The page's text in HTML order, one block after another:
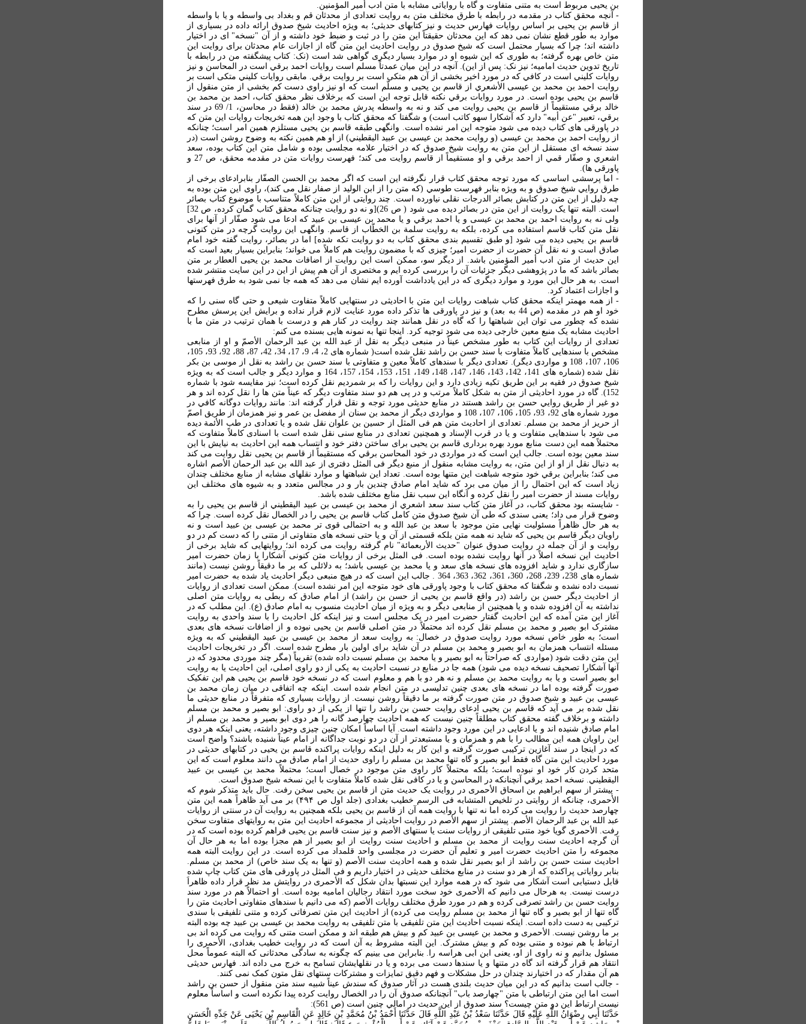
بن يحيی مربوط است به متنی متفاوت و گاه با رواياتی مشابه با متن ادب أمير المؤمنين.
- آنچه محقق کتاب در مقدمه در رابطه با طرق مختلف متن به روايت تعدادی از محدثان قم و بغداد بی واسطه و يا با واسطه
از قاسم بن يحيی بر اساس روايات فهارس حديث و نيز کتابهای حديثی؛ به ويژه احاديث شيخ صدوق ارائه داده در بسياری از
موارد به طور قطع نشان نمی دهد که اين محدثان حقيقتاً اين متن را در ثبت و ضبط خود داشته و از آن "نسخه" ای در اختيار
داشته اند؛ چرا که بسيار محتمل است که شيخ صدوق در روايت احادیث اين متن گاه از اجازات عام محدثان برای روايت اين
متن خاص بهره گرفته؛ به طوری که اين شيوه او در موارد بسيار ديگری گواهی شد است (نک: کتاب پيشگفته من در رابطه با
تاريخ تدوين حديث اماميه؛ نيز نک: پس از اين). آنچه در اين ميان عمدتاً مسلم است روايات احمد برقي است در المحاسن و نيز
روايات کليني است در کافي که در مورد اخير بخشی از آن هم متکی است بر روايت برقي. مابقی روايات کليني متکی است بر
روايت احمد بن محمد بن عيسی الأشعري از قاسم بن يحيی و مسلّم است که او نيز راوی دست کم بخشی از متن منقول از
قاسم بن يحيی بوده است. در مورد روايات برقي نکته قابل توجه اين است که برخلاف نظر محقق کتاب، احمد بن محمد بن
خالد برقي مستقيماً از قاسم بن يحيی روايت می کند و نه به واسطه پدرش محمد بن خالد (فقط در محاسن، 1/ 69 در سند
برقي، تعبير "عن أبيه" دارد که آشکارا سهو کاتب است) و شگفتا که محقق کتاب با وجود اين همه تخريجات روايات اين متن که
در پاورقی های کتاب ديده می شود متوجه اين امر نشده است. وانگهی طبقه قاسم بن يحيی مستلزم همين امر است؛ چنانکه
از روايت احمد بن محمد بن عيسی (و روايت محمد بن عيسی بن عبيد اليقطيني) از او هم همين نکته به وضوح روشن است (در
سند نسخه ای مستقل از اين متن به روايت شيخ صدوق که در اختيار علامه مجلسی بوده و شامل متن اين کتاب بوده، سعد
اشعري و صفّار قمي از احمد برقي و او مستقيماً از قاسم روايت می کند؛ فهرست روايات متن در مقدمه محقق، ص 27 و
پاورقی ها).
- اما پرسشی اساسی که مورد توجه محقق کتاب قرار نگرفته اين است که اگر محمد بن الحسن الصفّار بنابرادعای برخی از
طرق روايي شيخ صدوق و به ويژه بنابر فهرست طوسي (که متن را از ابن الوليد از صفار نقل می کند)، راوی اين متن بوده به
چه دليل از اين متن در کتابش بصائر الدرجات نقلی نياورده است. چند روايتی از اين متن کاملاً متناسب با موضوع کتاب بصائر
است. البته تنها يک روايت از اين متن در بصائر ديده می شود ( ص 26)[و نه دو روايت چنانکه محقق کتاب گمان کرده، ص 32]
ولی نه به روايت احمد بن محمد بن عيسی و يا احمد برقي و يا محمد بن عيسی بن عبيد که ادعا می شود صفّار از آنها برای
نقل متن کتاب قاسم استفاده می کرده، بلکه به روايت سلمة بن الخطّاب از قاسم. وانگهی اين روايت گرچه در متن کنونی
قاسم بن يحیی ديده می شود [و طبق تقسيم بندی محقق کتاب به دو روايت تکه شده] اما در بصائر، روايت گفته خود امام
صادق است و نه نقل آن حضرت از حضرت امير؛ چيزی که با مضمون روايت هم کاملاً می خواند؛ بنابراين بسيار بعيد است که
اين حديث از متن ادب أمير المؤمنين باشد. از ديگر سو، ممکن است اين روايت از اضافات محمد بن يحيی العطار بر متن
بصائر باشد که ما در پژوهشی ديگر جزئيات آن را بررسی کرده ايم و مختصری از آن هم پيش از اين در اين سايت منتشر شده
است. به هر حال اين مورد و موارد ديگری که در اين يادداشت آورده ايم نشان می دهد که همه جا نمی شود به طرق فهرستها
و اجازات اعتماد کرد.
- از همه مهمتر اينکه محقق کتاب شباهت روايات اين متن با احاديثی در سنتهايی کاملاً متفاوت شيعی و حتی گاه سنی را که
خود او هم در مقدمه (ص 44 به بعد) و نيز در پاورقی ها تذکر داده مورد عنايت لازم قرار نداده و برايش اين پرسش مطرح
نشده که چطور می توان اين شباهتها را که گاه در نقل همانند چند روايت در کنار هم و درست با همان ترتیب در متن ما با
احاديث مشابه يک منبع معين خارجی دیده می شود توجيه کرد. اينجا تنها به نمونه هايی بسنده می کنم:
تعدادی از روايات اين کتاب به طور مشخص عيناً در منبعی ديگر به نقل از عبد الله بن عبد الرحمان الأصمّ و او از منابعی
مشخص با سندهایی کاملاً متفاوت با سند حسن بن راشد نقل شده است( شماره های 2، 4، 9، 17، 34، 42، 87، 88، 92، 93، 105،
106، 107، 108 و مواردی ديگر). تعدادی ديگر با سندهای کاملاً معين و متفاوتی با سند حسن بن راشد به نقل از موسی بن بکر
نقل شده (شماره های 141، 142، 143، 146، 147، 148، 149، 151، 153، 154، 157، 164 و موارد ديگر و جالب است که به ويژه
شيخ صدوق در فقيه بر اين طريق تکيه زيادی دارد و اين روايات را که بر شمرديم نقل کرده است؛ نيز مقايسه شود با شماره
152). گاه در مورد احاديثی از متن به شکل کاملاً مرتب و در پی هم دو سند متفاوت ديگر که عيناً متن ها را نقل کرده اند و هر
دو غير از طريق روايي حسن بن راشد هستند در منابع حديثی مورد توجه و نقل قرار گرفته اند: مانند روايات دوگانه کافي در
مورد شماره های 92، 93، 105، 106، 107، 108 و مواردی ديگر از محمد بن سنان از مفضل بن عمر و نيز همزمان از طريق اصمّ
از حريز از محمد بن مسلم. تعدادی از احاديث متن هم فی المثل از حسين بن علوان نقل شده و يا تعدادی در طب الأئمة ديده
می شود با سندهایی متفاوت و يا در قرب الإسناد و همچنين تعدادی در منابع سنی نقل شده است با اسنادی کاملاً متفاوت که
محتملاً همه اين دست منابع مورد بهره برداری قاسم بن يحيی برای ساختن دفتر خود و انتساب همه اين احاديث به نيايش با اين
سند معين بوده است. جالب اين است که در مواردی در خود المحاسن برقي که مستقيماً از قاسم بن يحيی نقل روايت می کند
به دنبال نقل از او از اين متن، به روايت مشابه منقول از منبع ديگر فی المثل دفتری از عبد الله بن عبد الرحمان الأصم اشاره
می کند؛ بنابراين برقي خود متوجه شباهت اين متنها بوده است. تعداد اين شباهتها و موارد نقلهای مشابه از منابع مختلف چندان
زياد است که اين احتمال را از ميان می برد که شايد امام صادق چندين بار و در مجالس متعدد و به شيوه های مختلف اين
روايات مسند از حضرت امير را نقل کرده و آنگاه اين سبب نقل منابع مختلف شده باشد.
- شايسته بود محقق کتاب، در آغاز متن کتاب سند سعد اشعري از محمد بن عيسی بن عبيد اليقطيني از قاسم بن يحيی را به
وضوح قرار می داد؛ يعنی سندی که طی آن شيخ صدوق متن کامل کتاب قاسم بن يحيی را در الخصال نقل کرده است. چرا که
به هر حال ظاهراً مسئوليت نهايی متن موجود با سعد بن عبد الله و به احتمالی قوی تر محمد بن عيسی بن عبيد است و نه
راويان ديگر قاسم بن يحيی که شايد نه همه متن بلکه قسمتی از آن و يا حتی نسخه های متفاوتی از متنی را که دست کم در دو
روایت و از آن جمله در روايت صدوق عنوان "حديث الأربعمائة" نام گرفته روايت می کرده اند؛ روايتهايی که شايد برخی از
احادیث اين نسخه اصلاً در آنها روايت نشده بوده است. فی المثل برخی از روايات متن کنونی آشکارا با زمان حضرت امير
سازگاری ندارد و شايد افزوده های نسخه های سعد و يا محمد بن عيسی باشد؛ به دلائلی که بر ما دقيقاً روشن نيست (مانند
شماره های 238، 239، 268، 360، 361، 362، 363، 364 . جالب اين است که در هيچ منبعی ديگر احاديث ياد شده به حضرت امير
نسبت داده نشده و شگفتا که محقق کتاب با وجود پاورقی های خود متوجه اين امر نشده است). ممکن است تعدادی از روايات
از احاديث ديگر حسن بن راشد (در واقع قاسم بن يحيی از حسن بن راشد) از امام صادق که ربطی به روايات متن اصلی
نداشته به آن افزوده شده و يا همچنين از منابعی ديگر و به ويژه از ميان احاديث منسوب به امام صادق (ع). اين مطلب که در
آغاز اين متن آمده که اين احاديث گفتار حضرت امير در يک مجلس است و نيز اينکه کل احاديث را با سند واحدی به روايت
مشترک ابو بصير و محمد بن مسلم نقل کرده اند محتملاً در متن اصلی قاسم بن يحيی نبوده و از اضافات نسخه های بعدی
است؛ به طور خاص نسخه مورد روايت صدوق در خصال: به روايت سعد از محمد بن عيسی بن عبيد اليقطيني که به ویژه
مسئله انتساب همزمان به ابو بصیر و محمد بن مسلم در آن شاید برای اولین بار مطرح شده است. اگر در تخريجات احاديث
اين متن دقت شود (مواردی که صراحتاً به ابو بصير و يا محمد بن مسلم نسبت داده شده) تقريباً (مگر چند موردی محدود که در
آنها آشکارا تصحيف نسخه ديده می شود) همه جا در منابع در نسبت احاديث به يکی از دو راوی اصلی، اين احاديث يا به روايت
ابو بصير است و يا به روايت محمد بن مسلم و نه هر دو با هم و معلوم است که در نسخه خود قاسم بن يحيی هم اين تفکيک
صورت گرفته بوده اما در نسخه های بعدی چنين تدليسی در متن انجام شده است. اينکه چه اتفاقی در ميان زمان محمد بن
عيسی بن عبيد و شيخ صدوق در متن صورت گرفته بر ما دقيقاً روشن نيست. از روايات بسياری که متفرقاً در منابع حديثی ما
نقل شده بر می آيد که قاسم بن يحيی ادعای روايت حسن بن راشد را تنها از يکی از دو راوی: ابو بصير و محمد بن مسلم
داشته و برخلاف گفته محقق کتاب مطلقاً چنين نيست که همه احاديث چهارصد گانه را هر دوی ابو بصير و محمد بن مسلم از
امام صادق شنيده اند و يا ادعايی در اين مورد وجود داشته است. آيا اساساً امکان چنين چيزی وجود داشته، يعنی اينکه هر دوی
اين راويان همه اين مطالب را با هم و همزمان و يا مستبعدتر از آن در دو نوبت جداگانه از امام عيناً شنيده باشند؟ واضح است
که در اينجا در سند آغازين ترکيبی صورت گرفته و اين کار به دليل اينکه روايات پراکنده قاسم بن يحيی در کتابهای حديثی در
مورد احاديث اين متن گاه فقط ابو بصير و گاه تنها محمد بن مسلم را راوی حديث از امام صادق می دانند معلوم است که اين
متحد کردن کار خود او نبوده است؛ بلکه محتملاً کار راوی متن موجود در خصال است؛ محتملاً محمد بن عيسی بن عبيد
اليقطيني. نسخه احمد برقي آنچنانکه در المحاسن و يا در کافی نقل شده کاملاً متفاوت با اين نسخه شيخ صدوق است.
- پیشتر از سهم ابراهیم بن اسحاق الأحمری در روایت یک حدیث متن از قاسم بن یحیی سخن رفت. حال باید متذکر شوم که
الأحمری، چنانکه از روایتی در تلخیص المتشابه فی الرسم خطیب بغدادی (جلد اول ص ۴۹۴) بر می آید ظاهراً همه این متن
چهارصد حدیث را روایت می کرده اما نه تنها با روایت همه آن از قاسم بن یحیی بلکه همچنین به روایت آن در سنتی از روایات
عبد الله بن عبد الرحمان الأصم. پیشتر از سهم الأصم در روایت احادیثی از مجموعه احادیث این متن به روایتهای متفاوت سخن
رفت. الأحمری گویا خود متنی تلفیقی از روایات سنت یا سنتهای الأصم و نیز سنت قاسم بن یحیی فراهم کرده بوده است که در
آن گرچه احادیث سنت روایت از محمد بن مسلم و احادیث سنت روایت از ابو بصیر از هم مجزا بوده اما به هر حال آن
مجموعه را متن احادیث حضرت امیر و تعلیم آن حضرت در مجلسی واحد قلمداد می کرده است. در این روایت البته همه
احادیث سنت حسن بن راشد از ابو بصیر نقل شده و همه احادیث سنت الأصم (و تنها به یک سند خاص) از محمد بن مسلم.
بنابر روایاتی پراکنده که از هر دو سنت در منابع مختلف حدیثی در اختیار داریم و فی المثل در پاورقی های متن کتاب چاپ شده
قابل دستیابی است آشکار می شود که در همه موارد این نسبتها بدان شکل که الأحمری در روایتش مد نظر قرار داده ظاهراَ
درست نیست. به هرحال می دانیم که الأحمری خود سخت مورد انتقاد رجالیان امامیه بوده است. او احتمالاً هم در مورد سند
روایت حسن بن راشد تصرفی کرده و هم در مورد طرق مختلف روایات الأصم (که می دانيم با سندهای متفاوتی احاديث متن را
گاه تنها از ابو بصير و گاه تنها از محمد بن مسلم روايت می کرده) از احادیث این متن تصرفاتی کرده و متنی تلفیقی با سندی
ترکیبی به دست داده است. اینکه نسبت احادیث این متن تلفیقی با متن تلفیقی به روایت محمد بن عیسی بن عبید چه بوده البته
بر ما روشن نیست. الأحمری و محمد بن عیسی بن عبید کم و بیش هم طبقه اند و ممکن است متنی که روایت می کرده اند بی
ارتباط با هم نبوده و متنی بوده کم و بیش مشترک. این البته مشروط به آن است که در روایت خطیب بغدادی، الأحمری را
مسئول بدانیم و نه راوی از او، یعنی ابن ابی هراسه را. بنابراین می بینیم که چگونه به سادگی محدثانی که البته عموماً محل
انتقاد هم قرار گرفته اند گاه در متنها و یا سندها دست می برده و یا در نقلهایشان تسامح به خرج می داده اند. فهارس حدیثی
هم آن مقدار که در اختیارند چندان در حل مشکلات و فهم دقیق تمایزات و مشترکات سنتهای نقل متون کمک نمی کنند.
- جالب است بدانيم که در اين ميان حديث بلندی هست در آثار صدوق که سندش عيناً شبيه سند متن منقول از حسن بن راشد
است اما اين متن ارتباطی با متن "چهارصد باب" آنچنانکه صدوق آن را در الخصال روايت کرده پيدا نکرده است و اساساً معلوم
نيست ارتباط اين دو متن چيست؟ سند صدوق از اين حديث در امالي چنين است (ص 561):
حَدَّثَنَا أَبِي رِضْوَانُ اللَّهِ عَلَيْهِ قَالَ حَدَّثَنَا سَعْدُ بْنُ عَبْدِ اللَّهِ قَالَ حَدَّثَنَا أَحْمَدُ بْنُ مُحَمَّدِ بْنِ خَالِدٍ عَنِ الْقَاسِمِ بْنِ يَحْيَى عَنْ جَدِّهِ الْحَسَنِ